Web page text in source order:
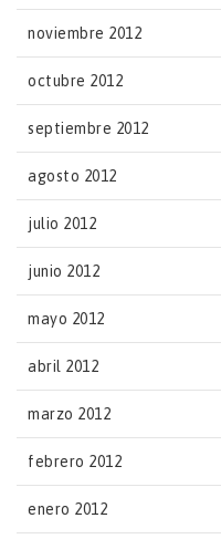
noviembre 2012
octubre 2012
septiembre 2012
agosto 2012
julio 2012
junio 2012
mayo 2012
abril 2012
marzo 2012
febrero 2012
enero 2012